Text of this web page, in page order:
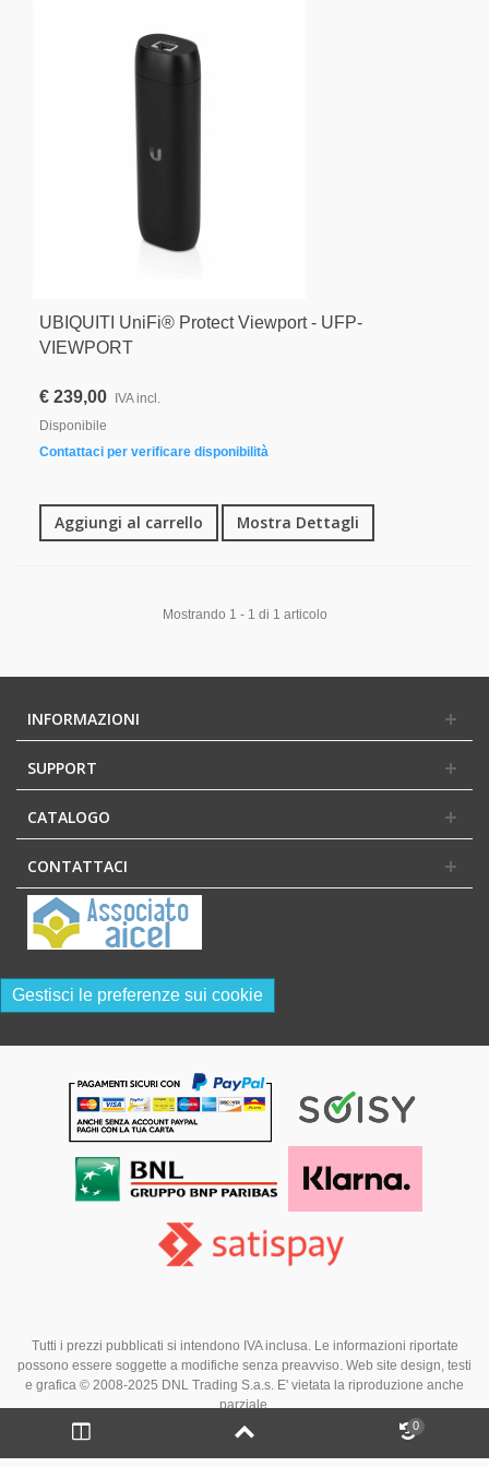
UBIQUITI UniFi® Protect Viewport - UFP-
VIEWPORT
€ 239,00
IVA incl.
Disponibile
Contattaci per verificare disponibilità
Aggiungi al carrello Mostra Dettagli
Mostrando 1 - 1 di 1 articolo
INFORMAZIONI
SUPPORT
CATALOGO
CONTATTACI
Gestisci le preferenze sui cookie
Tutti i prezzi pubblicati si intendono IVA inclusa. Le informazioni riportate
possono essere soggette a modifiche senza preavviso. Web site design, testi
e grafica © 2008-2025 DNL Trading S.a.s. E' vietata la riproduzione anche
parziale.
0